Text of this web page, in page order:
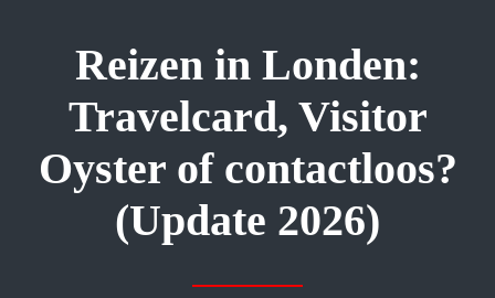
Reizen in Londen:
Travelcard, Visitor
Oyster of contactloos?
(Update 2026)